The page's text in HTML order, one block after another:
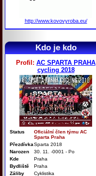
http://www.kovovyroba.eu/
Kdo je kdo
Profil: AC SPARTA PRAHA
cycling 2018
Status
Oficiální člen týmu AC
Sparta Praha
PřezdívkaSparta 2018
Narozen
30. 11. -0001 - Po
Kde
Praha
Bydliště
Praha
Záliby
Cyklistika